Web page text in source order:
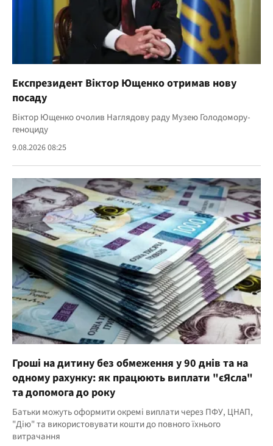
Експрезидент Віктор Ющенко отримав нову
посаду
Віктор Ющенко очолив Наглядову раду Музею Голодомору-
геноциду
9.08.2026 08:25
Гроші на дитину без обмеження у 90 днів та на
одному рахунку: як працюють виплати "єЯсла"
та допомога до року
Батьки можуть оформити окремі виплати через ПФУ, ЦНАП,
"Дію" та використовувати кошти до повного їхнього
витрачання